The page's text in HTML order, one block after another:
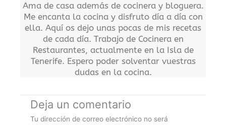
Ama de casa además de cocinera y bloguera.
Me encanta la cocina y disfruto día a día con
ella. Aquí os dejo unas pocas de mis recetas
de cada día. Trabajo de Cocinera en
Restaurantes, actualmente en la Isla de
Tenerife. Espero poder solventar vuestras
dudas en la cocina.
Deja un comentario
Tu dirección de correo electrónico no será